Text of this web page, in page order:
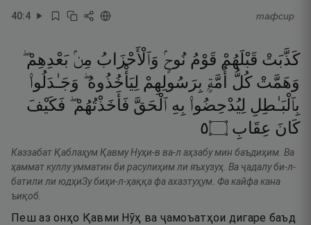
40:4 тафсир
كَذَّبَتْ قَبْلَهُمْ قَوْمُ نُوحٍۢ وَٱلْأَحْزَابُ مِنۢ بَعْدِهِمْ ۖ
وَهَمَّتْ كُلُّ أُمَّةٍۭ بِرَسُولِهِمْ لِيَأْخُذُوهُ ۖ وَجَـٰدَلُوا۟
بِٱلْبَـٰطِلِ لِيُدْحِضُوا۟ بِهِ ٱلْحَقَّ فَأَخَذْتُهُمْ ۖ فَكَيْفَ
كَانَ عِقَابِ ۝٥
Каззабат Қаблаҳум Қавму Нуҳи-в ва-л аҳзабу мин баъдиҳим. Ва
ҳаммат куллу умматин би расулиҳим ли яъхузуҳ. Ва ҷадалу би-л-
батили ли юдҳиЗу биҳи-л-ҳаққа фа ахазтуҳум. Фа кайфа кана
ъиқоб.
Пеш аз онҳо Қавми Нӯҳ ва ҷамоъатҳои дигаре баъд